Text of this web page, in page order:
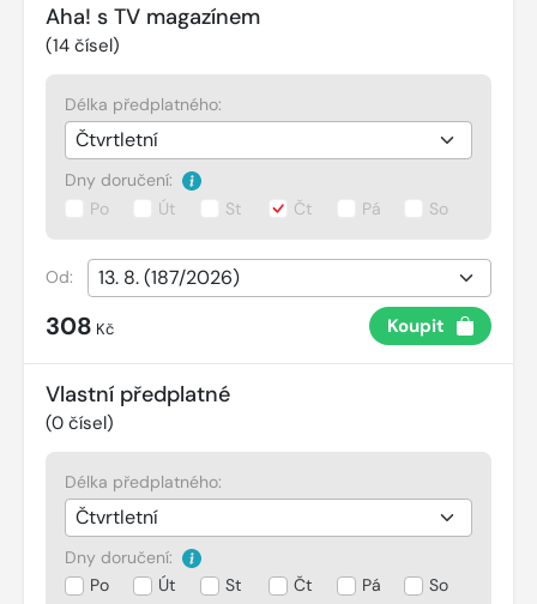
Aha! s TV magazínem
(14 čísel)
Délka předplatného:
Dny doručení:
Po
Út St Čt Pá So
Od:
308 Kč Koupit
Vlastní předplatné
(0 čísel)
Délka předplatného:
Dny doručení:
Po
Út St Čt Pá So